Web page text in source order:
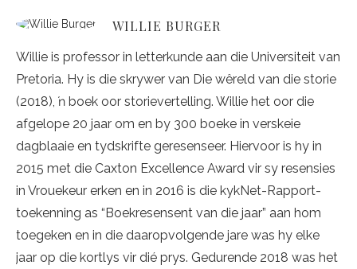
WILLIE BURGER
Willie is professor in letterkunde aan die Universiteit van
Pretoria. Hy is die skrywer van Die wêreld van die storie
(2018), ŉ boek oor storievertelling. Willie het oor die
afgelope 20 jaar om en by 300 boeke in verskeie
dagblaaie en tydskrifte geresenseer. Hiervoor is hy in
2015 met die Caxton Excellence Award vir sy resensies
in Vrouekeur erken en in 2016 is die kykNet-Rapport-
toekenning as “Boekresensent van die jaar” aan hom
toegeken en in die daaropvolgende jare was hy elke
jaar op die kortlys vir dié prys. Gedurende 2018 was het